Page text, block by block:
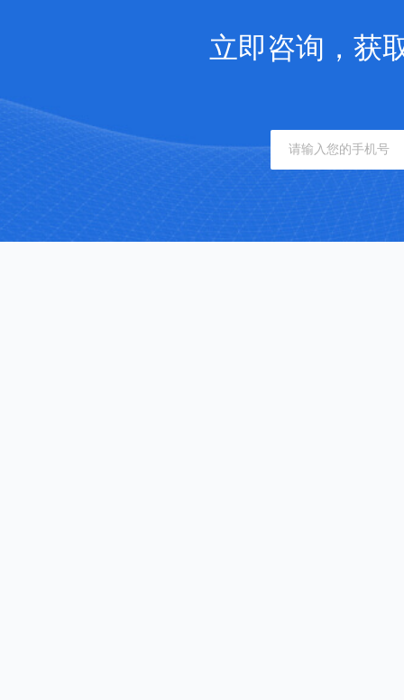
立即咨询，获